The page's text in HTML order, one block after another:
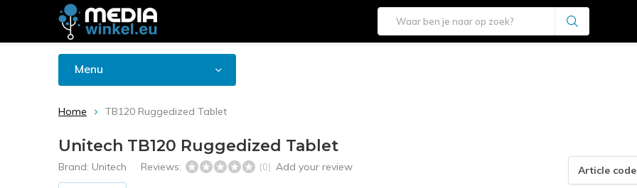
Menu
Home TB120 Ruggedized Tablet
Unitech TB120 Ruggedized Tablet
Brand: Unitech Reviews: (0) Add your review Article